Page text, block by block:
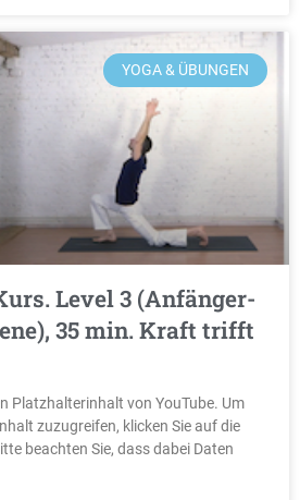
YOGA & ÜBUNGEN
Level 3 (Anfänger-
35 min. Kraft trifft
Platzhalterinhalt von YouTube. Um
zuzugreifen, klicken Sie auf die
beachten Sie, dass dabei Daten